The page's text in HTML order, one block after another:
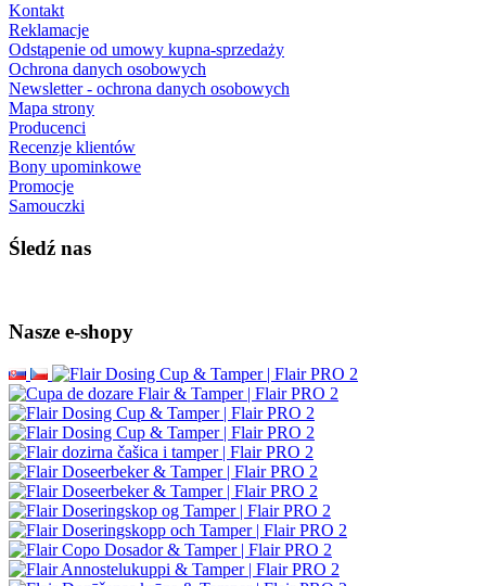
Kontakt
Reklamacje
Odstąpenie od umowy kupna-sprzedaży
Ochrona danych osobowych
Newsletter - ochrona danych osobowych
Mapa strony
Producenci
Recenzje klientów
Bony upominkowe
Promocje
Samouczki
Śledź nas
Nasze e-shopy